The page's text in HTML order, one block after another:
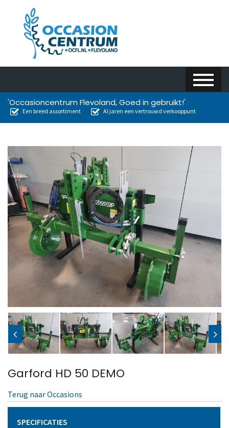
'Occasioncentrum Flevoland, Goed in gebruikt!'
Een breed assortiment Al jaren een vertrouwd verkooppunt
Garford HD 50 DEMO
Terug naar Occasions
SPECIFICATIES